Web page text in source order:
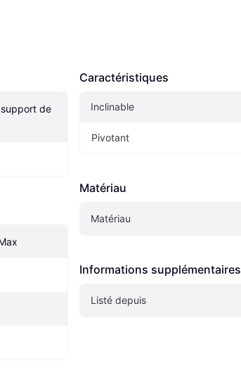
de
Caractéristiques
Inclinable
Pivotant
Matériau
Matériau
Informations supplémentaires
Listé depuis